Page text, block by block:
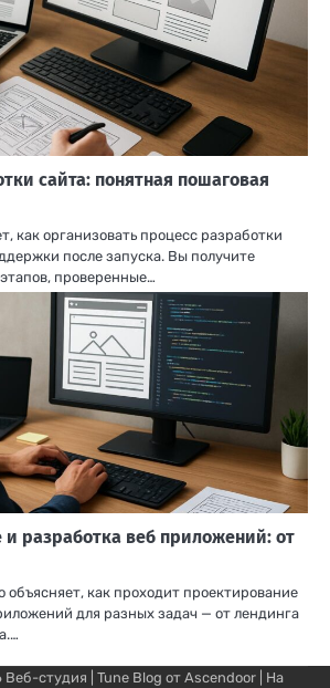
сайта: понятная пошаговая
как организовать процесс разработки
после запуска. Вы получите
проверенные…
разработка веб приложений: от
объясняет, как проходит проектирование
для разных задач — от лендинга
Веб-студия | Tune Blog от Ascendoor | На